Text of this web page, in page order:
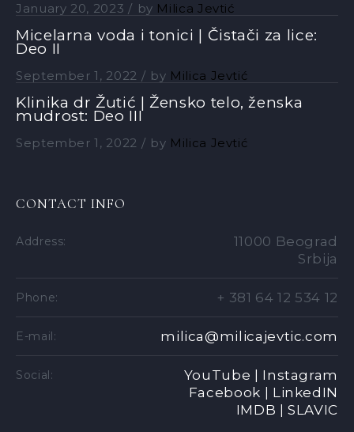
January 20, 2023 by Milica Jevtić
Micelarna voda i tonici | Čistači za lice:
Deo II
September 1, 2022 by Milica Jevtić
Klinika dr Žutić | Žensko telo, ženska
mudrost: Deo III
September 1, 2022 by Milica Jevtić
CONTACT INFO
Address:
11000 Beograd
Srbija
Phone: + 381 64 12 534 12
E-mail: milica@milicajevtic.com
Social: YouTube |
Instagram
Facebook |
LinkedIN
IMDB |
SLAVIC